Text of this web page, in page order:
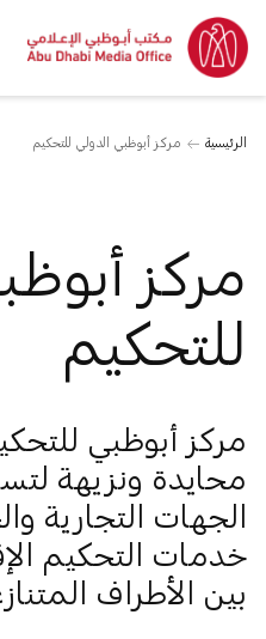
الرئيسية مركز أبوظبي الدولي للتحكيم
مركز
للتحكيم
مركز أبوظبي
محايدة ونزيهة
الجهات التجارية
خدمات التحكيم
بين الأطراف